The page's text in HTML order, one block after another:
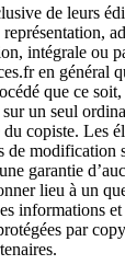
de leurs
intégrale ou
en général
que ce
un seul
copiste. Les
de modification
garantie
lieu à un
informations
par